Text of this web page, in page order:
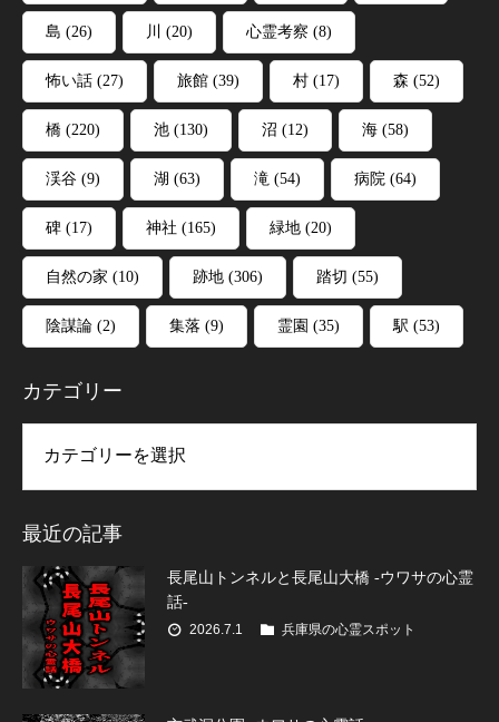
島 (26) 川 (20) 心霊考察 (8)
怖い話 (27) 旅館 (39) 村 (17) 森 (52)
橋 (220) 池 (130) 沼 (12) 海 (58)
渓谷 (9) 湖 (63) 滝 (54) 病院 (64)
碑 (17) 神社 (165) 緑地 (20)
自然の家 (10) 跡地 (306) 踏切 (55)
陰謀論 (2) 集落 (9) 霊園 (35) 駅 (53)
カテゴリー
最近の記事
長尾山トンネルと長尾山大橋 -ウワサの心霊
話-
2026.7.1 兵庫県の心霊スポット